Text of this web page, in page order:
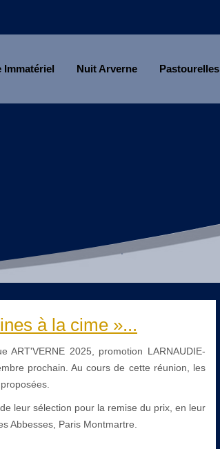
Immatériel Nuit Arverne Pastourelles
à la cime »...
ART'VERNE 2025, promotion LARNAUDIE-
prochain. Au cours de cette réunion, les
leur sélection pour la remise du prix, en leur
Abbesses, Paris Montmartre.